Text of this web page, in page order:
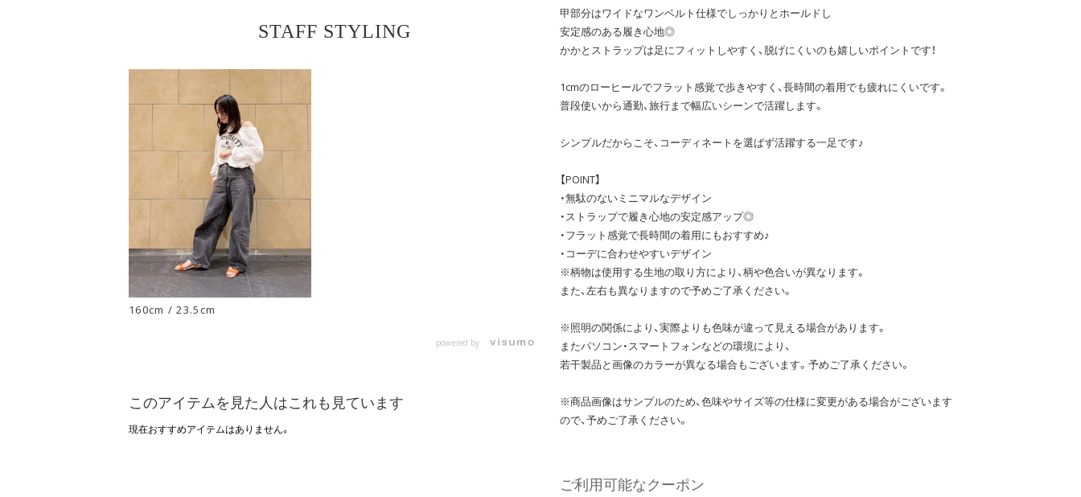
STAFF STYLING
160cm / 23.5cm
powered by
このアイテムを見た人はこれも見ています
現在おすすめアイテムはありません。
甲部分はワイドなワンベルト仕様でしっかりとホールドし
安定感のある履き心地◎
かかとストラップは足にフィットしやすく、脱げにくいのも嬉しいポイントです！
1cmのローヒールでフラット感覚で歩きやすく、長時間の着用でも疲れにくいです。
普段使いから通勤、旅行まで幅広いシーンで活躍します。
シンプルだからこそ、コーディネートを選ばず活躍する一足です♪
【POINT】
・無駄のないミニマルなデザイン
・ストラップで履き心地の安定感アップ◎
・フラット感覚で長時間の着用にもおすすめ♪
・コーデに合わせやすいデザイン
※柄物は使用する生地の取り方により、柄や色合いが異なります。
また、左右も異なりますので予めご了承ください。
※照明の関係により、実際よりも色味が違って見える場合があります。
またパソコン・スマートフォンなどの環境により、
若干製品と画像のカラーが異なる場合もございます。予めご了承ください。
※商品画像はサンプルのため、色味やサイズ等の仕様に変更がある場合がございます
ので、予めご了承ください。
ご利用可能なクーポン